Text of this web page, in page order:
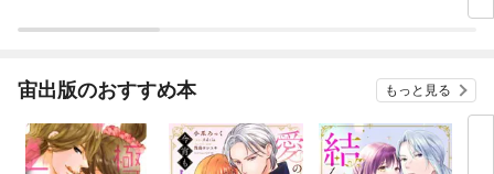
宙出版のおすすめ本 もっと見る